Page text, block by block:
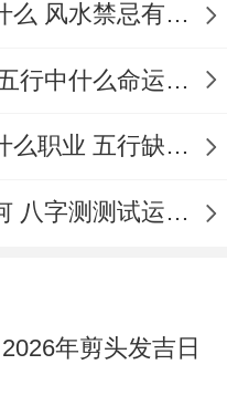
祀、沐
、理发、
、栽种、
网
乔
搬
家、
床、
行
五行缺火的人需要注意什么 风水禁忌有哪些
五行属什么的命运最好 五行中什么命运势旺盛
五行缺火的人适合从事什么职业 五行缺火的人适合从事的职业有哪些
如何测试自己的运势如何 八字测测试运运程
年剪头发吉日